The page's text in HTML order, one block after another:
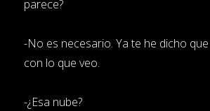
parece?
-No es necesario. Ya te he dicho
con lo que veo.
-¿Esa nube?